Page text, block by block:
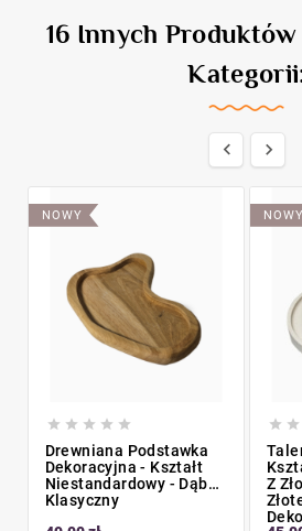
16 Innych Produktów
 
NOWY
    
Drewniana Podstawka
Dekoracyjna - Kształt
Niestandardowy - Dąb
Klasyczny
NOWY
 
Z